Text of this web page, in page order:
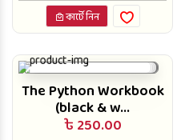
কার্টে নিন
The Python Workbook
(black & w...
৳ 250.00